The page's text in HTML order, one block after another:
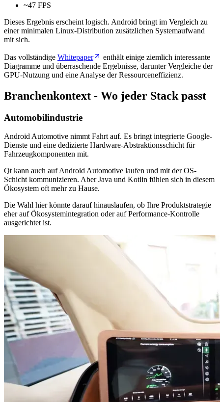
~47 FPS
Dieses Ergebnis erscheint logisch. Android bringt im Vergleich zu
einer minimalen Linux-Distribution zusätzlichen Systemaufwand
mit sich.
Das vollständige Whitepaper
enthält einige ziemlich interessante
Diagramme und überraschende Ergebnisse, darunter Vergleiche der
GPU-Nutzung und eine Analyse der Ressourceneffizienz.
Branchenkontext - Wo jeder Stack passt
Automobilindustrie
Android Automotive nimmt Fahrt auf. Es bringt integrierte Google-
Dienste und eine dedizierte Hardware-Abstraktionsschicht für
Fahrzeugkomponenten mit.
Qt kann auch auf Android Automotive laufen und mit der OS-
Schicht kommunizieren. Aber Java und Kotlin fühlen sich in diesem
Ökosystem oft mehr zu Hause.
Die Wahl hier könnte darauf hinauslaufen, ob Ihre Produktstrategie
eher auf Ökosystemintegration oder auf Performance-Kontrolle
ausgerichtet ist.